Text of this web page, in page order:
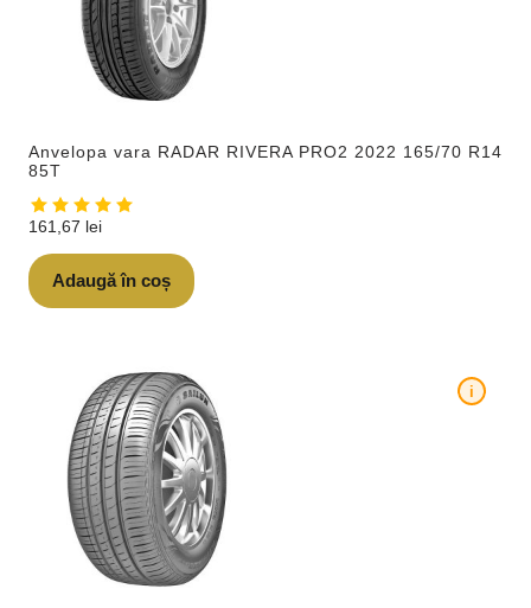
Anvelopa vara RADAR RIVERA PRO2 2022 165/70 R14
85T
161,67 lei
Adaugă în coș
i